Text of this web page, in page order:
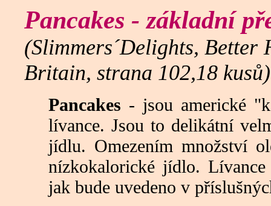
Pancakes - základní
(Slimmers´Delights, Better
Britain, strana 102,18 kusů)
Pancakes - jsou americké
lívance. Jsou to delikátní
jídlu. Omezením množství
nízkokalorické jídlo.
jak bude uvedeno v